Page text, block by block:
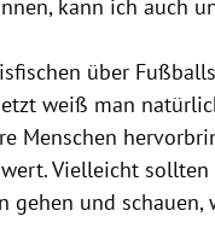
kann ich auch
über
weiß man
Menschen
wert. Vielleicht
gehen und schauen,